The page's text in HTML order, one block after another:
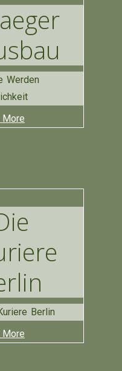
Werden
More
Berlin
More